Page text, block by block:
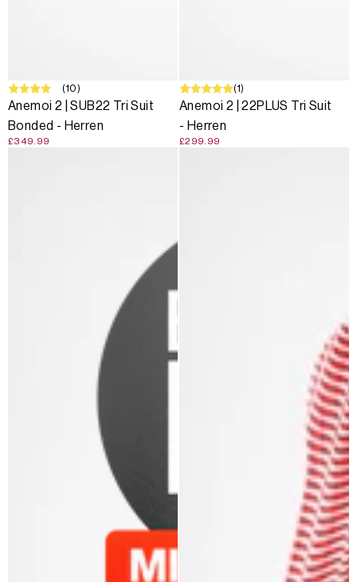
(10)
Anemoi 2 | SUB22 Tri Suit
Bonded - Herren
£349.99
(1)
Anemoi 2 | 22PLUS Tri Suit
- Herren
£299.99